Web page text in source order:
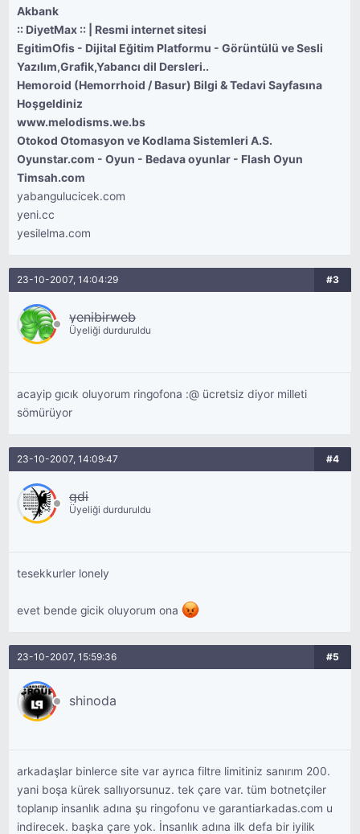
Akbank
:: DiyetMax :: | Resmi internet sitesi
EgitimOfis - Dijital Eğitim Platformu - Görüntülü ve Sesli
Yazılım,Grafik,Yabancı dil Dersleri..
Hemoroid (Hemorrhoid / Basur) Bilgi & Tedavi Sayfasına
Hoşgeldiniz
www.melodisms.we.bs
Otokod Otomasyon ve Kodlama Sistemleri A.S.
Oyunstar.com - Oyun - Bedava oyunlar - Flash Oyun
Timsah.com
yabangulucicek.com
yeni.cc
yesilelma.com
23-10-2007, 14:04:29 #3
yenibirweb
Üyeliği durduruldu
acayip gıcık oluyorum ringofona :@ ücretsiz diyor milleti
sömürüyor
23-10-2007, 14:09:47 #4
gdi
Üyeliği durduruldu
tesekkurler lonely
evet bende gicik oluyorum ona
23-10-2007, 15:59:36 #5
shinoda
arkadaşlar binlerce site var ayrıca filtre limitiniz sanırım 200.
yani boşa kürek sallıyorsunuz. tek çare var. tüm botnetçiler
toplanıp insanlık adına şu ringofonu ve garantiarkadas.com u
indirecek. başka çare yok. İnsanlık adına ilk defa bir iyilik